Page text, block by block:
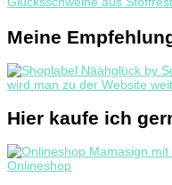
Meine
Hier kaufe ich